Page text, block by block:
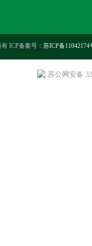
ICP备案号： 苏ICP备11042174
苏公网安备